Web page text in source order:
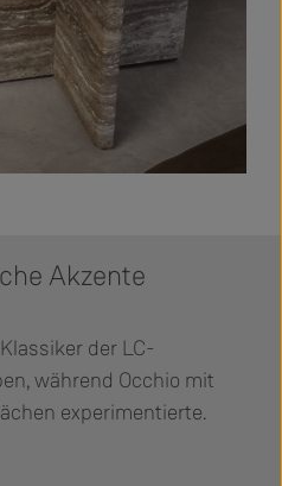
Akzente
der LC-
während Occhio mit
experimentierte.